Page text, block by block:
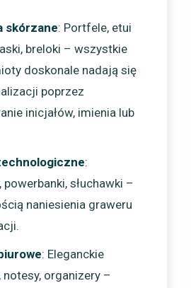
skórzane: Portfele, etui
breloki – wszystkie
doskonale nadają się
poprzez
inicjałów, imienia lub
:
powerbanki, słuchawki –
naniesienia graweru
: Eleganckie
notesy, organizery –